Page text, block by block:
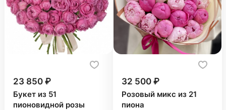
23 850 ₽
Букет из 51
пионовидной розы
32 500 ₽
Розовый микс из 21
пиона